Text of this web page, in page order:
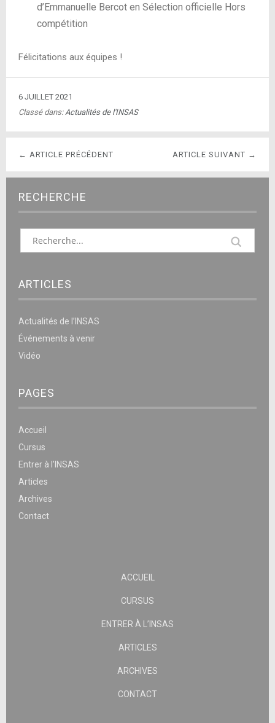
d’Emmanuelle Bercot en Sélection officielle Hors
compétition
Félicitations aux équipes !
6 JUILLET 2021
Classé dans: Actualités de l'INSAS
ARTICLE SUIVANT →
← ARTICLE PRÉCÉDENT
RECHERCHE
ARTICLES
Actualités de l’INSAS
Événements à venir
Vidéo
PAGES
Accueil
Cursus
Entrer à l’INSAS
Articles
Archives
Contact
ACCUEIL
CURSUS
ENTRER À L’INSAS
ARTICLES
ARCHIVES
CONTACT